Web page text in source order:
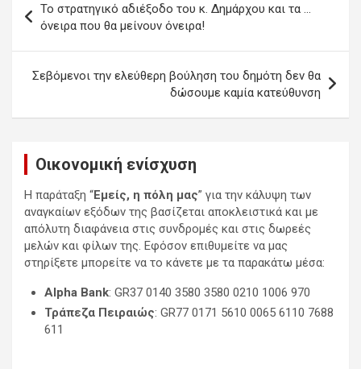
άρθρων
Το στρατηγικό αδιέξοδο του κ. Δημάρχου και τα …
όνειρα που θα μείνουν όνειρα!
Σεβόμενοι την ελεύθερη βούληση του δημότη δεν θα
δώσουμε καμία κατεύθυνση
Οικονομική ενίσχυση
Η παράταξη “Εμείς, η πόλη μας” για την κάλυψη των
αναγκαίων εξόδων της βασίζεται αποκλειστικά και με
απόλυτη διαφάνεια στις συνδρομές και στις δωρεές
μελών και φίλων της. Εφόσον επιθυμείτε να μας
στηρίξετε μπορείτε να το κάνετε με τα παρακάτω μέσα:
Alpha Bank: GR37 0140 3580 3580 0210 1006 970
Τράπεζα Πειραιώς: GR77 0171 5610 0065 6110 7688
611